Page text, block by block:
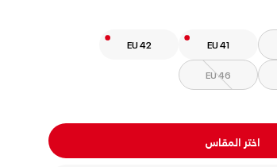
EU 41
EU 42
EU 46
اختر المقاس